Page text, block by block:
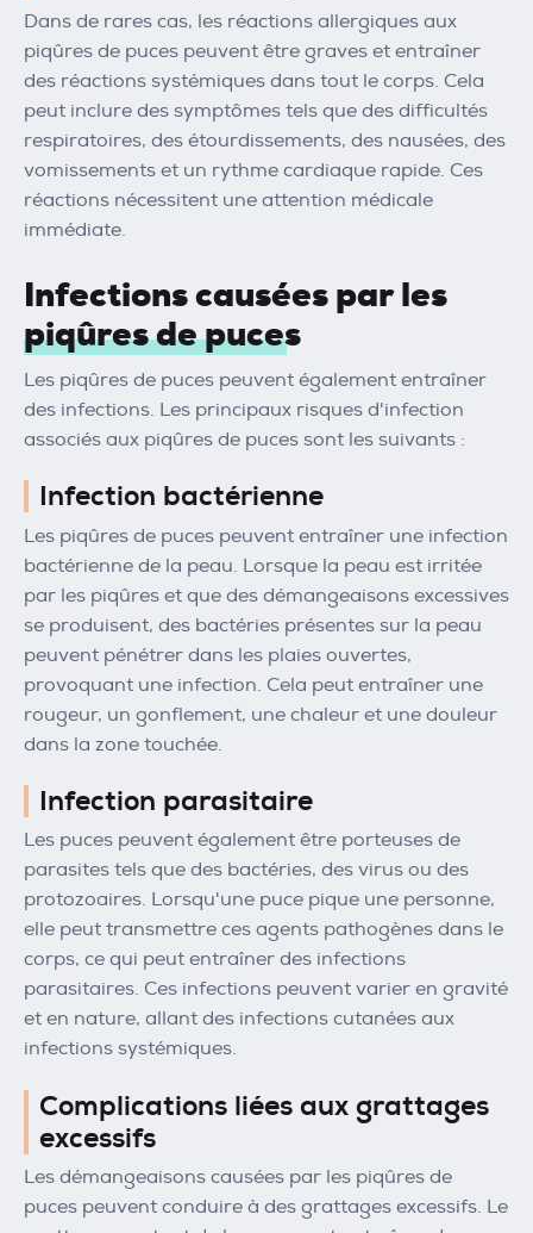
Dans de rares cas, les réactions allergiques aux
piqûres de puces peuvent être graves et entraîner
des réactions systémiques dans tout le corps. Cela
peut inclure des symptômes tels que des difficultés
respiratoires, des étourdissements, des nausées, des
vomissements et un rythme cardiaque rapide. Ces
réactions nécessitent une attention médicale
immédiate.
Infections causées par les
piqûres de puces
Les piqûres de puces peuvent également entraîner
des infections. Les principaux risques d'infection
associés aux piqûres de puces sont les suivants :
Infection bactérienne
Les piqûres de puces peuvent entraîner une infection
bactérienne de la peau. Lorsque la peau est irritée
par les piqûres et que des démangeaisons excessives
se produisent, des bactéries présentes sur la peau
peuvent pénétrer dans les plaies ouvertes,
provoquant une infection. Cela peut entraîner une
rougeur, un gonflement, une chaleur et une douleur
dans la zone touchée.
Infection parasitaire
Les puces peuvent également être porteuses de
parasites tels que des bactéries, des virus ou des
protozoaires. Lorsqu'une puce pique une personne,
elle peut transmettre ces agents pathogènes dans le
corps, ce qui peut entraîner des infections
parasitaires. Ces infections peuvent varier en gravité
et en nature, allant des infections cutanées aux
infections systémiques.
Complications liées aux grattages
excessifs
Les démangeaisons causées par les piqûres de
puces peuvent conduire à des grattages excessifs. Le